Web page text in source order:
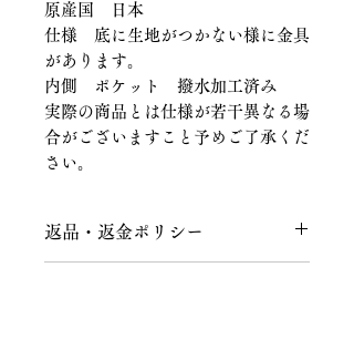
原産国 日本
仕様 底に生地がつかない様に金具
があります。
内側 ポケット 撥水加工済み
実際の商品とは仕様が若干異なる場
合がございますこと予めご了承くだ
さい。
返品・返金ポリシー